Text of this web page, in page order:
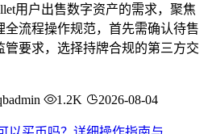
用户出售数字资产的需求，聚焦
全流程操作规范，首先需确认待售
管要求，选择持牌合规的第三方交
1.2K 2026-08-04